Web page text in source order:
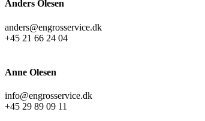
Anders Olesen
anders@engrosservice.dk
+45 21 66 24 04
Anne Olesen
info@engrosservice.dk
+45 29 89 09 11